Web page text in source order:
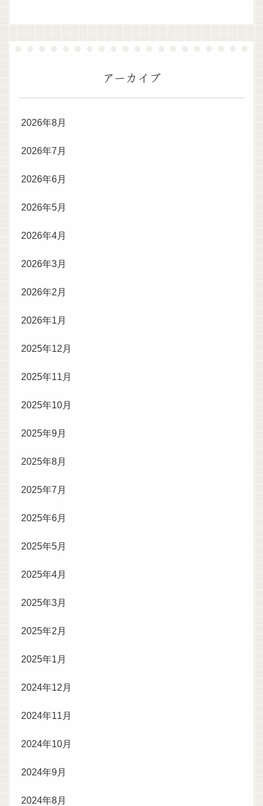
アーカイブ
2026年8月
2026年7月
2026年6月
2026年5月
2026年4月
2026年3月
2026年2月
2026年1月
2025年12月
2025年11月
2025年10月
2025年9月
2025年8月
2025年7月
2025年6月
2025年5月
2025年4月
2025年3月
2025年2月
2025年1月
2024年12月
2024年11月
2024年10月
2024年9月
2024年8月